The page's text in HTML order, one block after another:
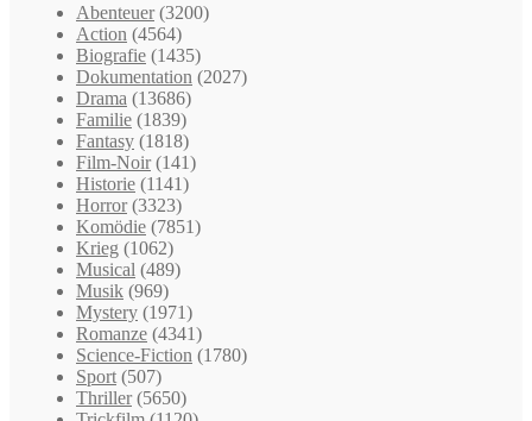
Abenteuer (3200)
Action (4564)
Biografie (1435)
Dokumentation (2027)
Drama (13686)
Familie (1839)
Fantasy (1818)
Film-Noir (141)
Historie (1141)
Horror (3323)
Komödie (7851)
Krieg (1062)
Musical (489)
Musik (969)
Mystery (1971)
Romanze (4341)
Science-Fiction (1780)
Sport (507)
Thriller (5650)